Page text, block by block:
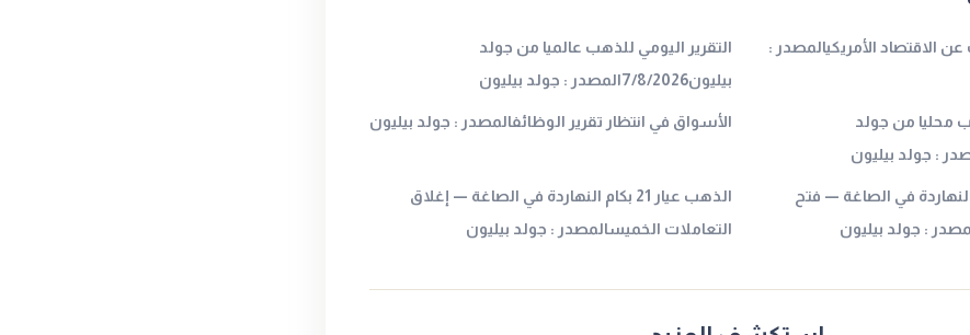
الاقتصاد الأمريكيالمصدر :
التقرير اليومي للذهب عالميا من جولد
بيليون7/8/2026المصدر : جولد بيليون
محليا من جولد
الأسواق في انتظار تقرير الوظائفالمصدر : جولد بيليون
21 بكام النهاردة في الصاغة — فتح
: جولد بيليون
الذهب عيار 21 بكام النهاردة في الصاغة — إغلاق
التعاملات الخميسالمصدر : جولد بيليون